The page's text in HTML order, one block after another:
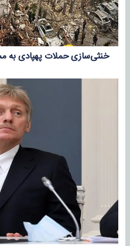
خنثی‌سازی حملات پهپادی به